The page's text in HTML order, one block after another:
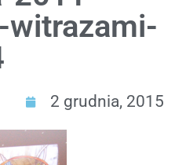
witrazami-
2 grudnia, 2015